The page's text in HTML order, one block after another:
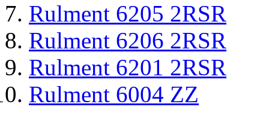
Rulment 6205 2RSR
Rulment 6206 2RSR
Rulment 6201 2RSR
Rulment 6004 ZZ